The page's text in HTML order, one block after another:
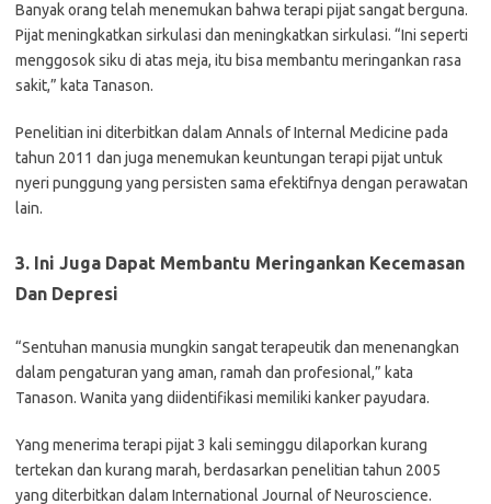
Banyak orang telah menemukan bahwa terapi pijat sangat berguna.
Pijat meningkatkan sirkulasi dan meningkatkan sirkulasi. “Ini seperti
menggosok siku di atas meja, itu bisa membantu meringankan rasa
sakit,” kata Tanason.
Penelitian ini diterbitkan dalam Annals of Internal Medicine pada
tahun 2011 dan juga menemukan keuntungan terapi pijat untuk
nyeri punggung yang persisten sama efektifnya dengan perawatan
lain.
3. Ini Juga Dapat Membantu Meringankan Kecemasan
Dan Depresi
“Sentuhan manusia mungkin sangat terapeutik dan menenangkan
dalam pengaturan yang aman, ramah dan profesional,” kata
Tanason. Wanita yang diidentifikasi memiliki kanker payudara.
Yang menerima terapi pijat 3 kali seminggu dilaporkan kurang
tertekan dan kurang marah, berdasarkan penelitian tahun 2005
yang diterbitkan dalam International Journal of Neuroscience.